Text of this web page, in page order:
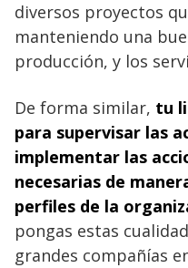
diversos proyectos
manteniendo una
producción, y los
De forma similar, tu
para supervisar las
implementar las
necesarias de
perfiles de la
pongas estas
grandes compañías